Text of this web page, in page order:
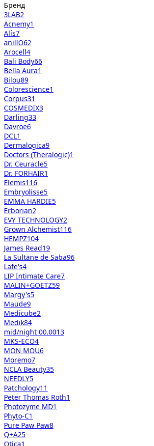
Бренд
3LAB2
Acnemy1
Alís7
anillO62
Arocell4
Bali Body66
Bella Aura1
Bilou89
Colorescience1
Corpus31
COSMEDIX3
Darling33
Davroe6
DCL1
Dermalogica9
Doctors (Theralogic)1
Dr. Ceuracle5
Dr. FORHAIR1
Elemis116
Embryolisse5
EMMA HARDIE5
Erborian2
EVY TECHNOLOGY2
Grown Alchemist116
HEMPZ104
James Read19
La Sultane de Saba96
Lafe's4
LIP Intimate Care7
MALIN+GOETZ59
Margy's5
Maude9
Medicube2
Medik84
mid/night 00.0013
MKS-ECO4
MON MOU6
Moremo7
NCLA Beauty35
NEEDLY5
Patchology11
Peter Thomas Roth1
Photozyme MD1
Phyto-C1
Pure Paw Paw8
Q+A25
Qtica1